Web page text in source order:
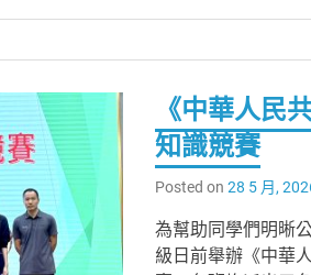
《中華人民
知識競賽
Posted on28 5 月,
為幫助同學們明晰
級日前舉辦《中華